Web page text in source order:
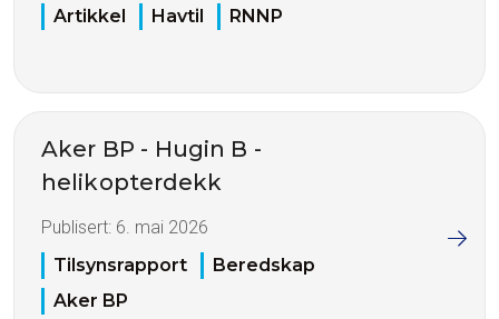
Artikkel
Havtil RNNP
Aker BP - Hugin B -
helikopterdekk
Publisert: 6. mai 2026
Tilsynsrapport
Beredskap
Aker BP